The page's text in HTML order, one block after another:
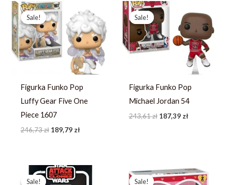
Sale!
Sale!
Figurka Funko Pop
Luffy Gear Five One
Piece 1607
246,73zł
Pierwotna
cena
wynosiła:
246,73 zł.
189,79 zł
cena
wynosi:
189,79 zł.
Sale!
Sale!
Figurka Funko Pop
Michael Jordan 54
243,61zł
Pierwotna
cena
wynosiła:
243,61 zł.
187,39 zł
cena
wynosi:
187,39 zł.
Sale!
Sale!
Pierwotna
cena
Aktualna
cena
Sale!
Sale!
Pierwotna
cena
Aktualna
cena